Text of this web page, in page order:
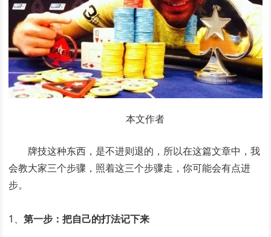
本文作者
牌技这种东西，是不进则退的，所以在这篇文章中，我
会教大家三个步骤，照着这三个步骤走，你可能会有点进
步。
1、第一步：把自己的打法记下来